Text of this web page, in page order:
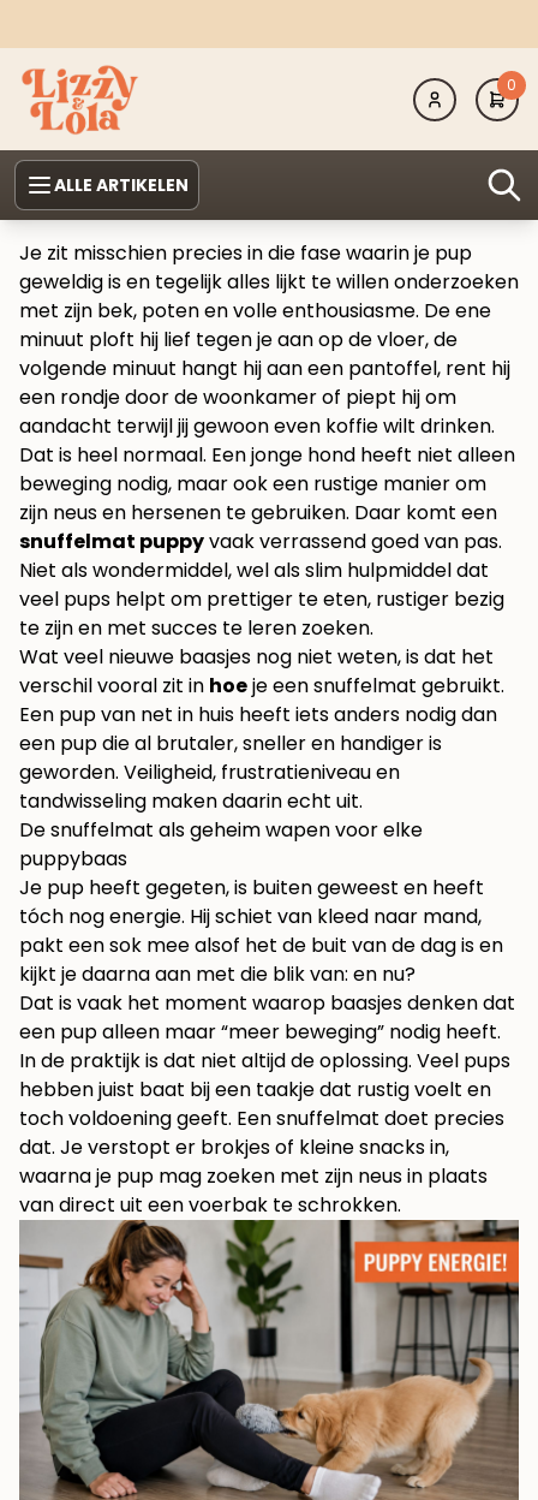
0
ALLE ARTIKELEN
Je zit misschien precies in die fase waarin je pup
geweldig is en tegelijk alles lijkt te willen onderzoeken
met zijn bek, poten en volle enthousiasme. De ene
minuut ploft hij lief tegen je aan op de vloer, de
volgende minuut hangt hij aan een pantoffel, rent hij
een rondje door de woonkamer of piept hij om
aandacht terwijl jij gewoon even koffie wilt drinken.
Dat is heel normaal. Een jonge hond heeft niet alleen
beweging nodig, maar ook een rustige manier om
zijn neus en hersenen te gebruiken. Daar komt een
snuffelmat puppyvaak verrassend goed van pas.
Niet als wondermiddel, wel als slim hulpmiddel dat
veel pups helpt om prettiger te eten, rustiger bezig
te zijn en met succes te leren zoeken.
Wat veel nieuwe baasjes nog niet weten, is dat het
verschil vooral zit in hoeje een snuffelmat gebruikt.
Een pup van net in huis heeft iets anders nodig dan
een pup die al brutaler, sneller en handiger is
geworden. Veiligheid, frustratieniveau en
tandwisseling maken daarin echt uit.
De snuffelmat als geheim wapen voor elke
puppybaas
Je pup heeft gegeten, is buiten geweest en heeft
tóch nog energie. Hij schiet van kleed naar mand,
pakt een sok mee alsof het de buit van de dag is en
kijkt je daarna aan met die blik van: en nu?
Dat is vaak het moment waarop baasjes denken dat
een pup alleen maar “meer beweging” nodig heeft.
In de praktijk is dat niet altijd de oplossing. Veel pups
hebben juist baat bij een taakje dat rustig voelt en
toch voldoening geeft. Een snuffelmat doet precies
dat. Je verstopt er brokjes of kleine snacks in,
waarna je pup mag zoeken met zijn neus in plaats
van direct uit een voerbak te schrokken.